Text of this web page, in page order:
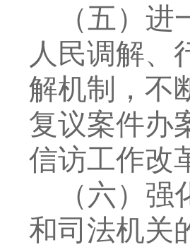
（五）进
人民调解、
解机制，不
复议案件办
信访工作改
（六）
和司法机关